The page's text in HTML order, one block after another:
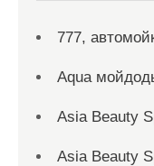
777,
Aqua
Asia Beauty
Asia Beauty